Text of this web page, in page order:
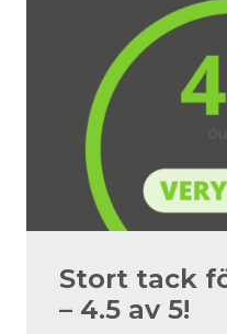
Stort tack
– 4.5 av 5!